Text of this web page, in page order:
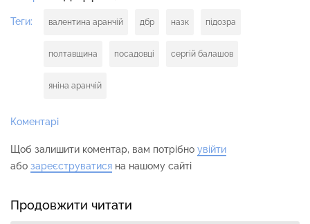
Теги: валентина аранчій дбр назк підозра
полтавщина посадовці сергій балашов
яніна аранчій
Коментарі
Щоб залишити коментар, вам потрібно увійти
або зареєструватися на нашому сайті
Продовжити читати